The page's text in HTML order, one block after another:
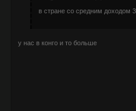
в стране со средним доходом
у нас в конго и то больше